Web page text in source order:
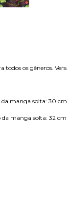
todos os gêneros.
manga solta: 30 cm
manga solta: 32 cm